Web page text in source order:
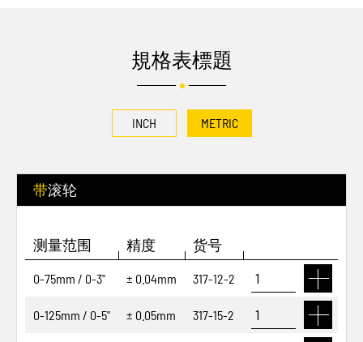
規格表標題
INCH METRIC
带滚轮
测量范围 精度 货号
0-75mm / 0-3" ± 0.04mm 317-12-2
0-125mm / 0-5" ± 0.05mm 317-15-2